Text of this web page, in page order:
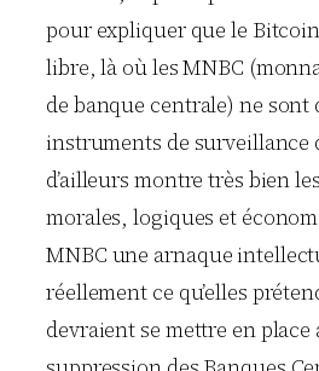
pour expliquer que le
libre, là où les MNBC
de banque centrale) ne sont
instruments de surveillance
d’ailleurs montre très bien
morales, logiques et
MNBC une arnaque
réellement ce qu’elles
devraient se mettre en place